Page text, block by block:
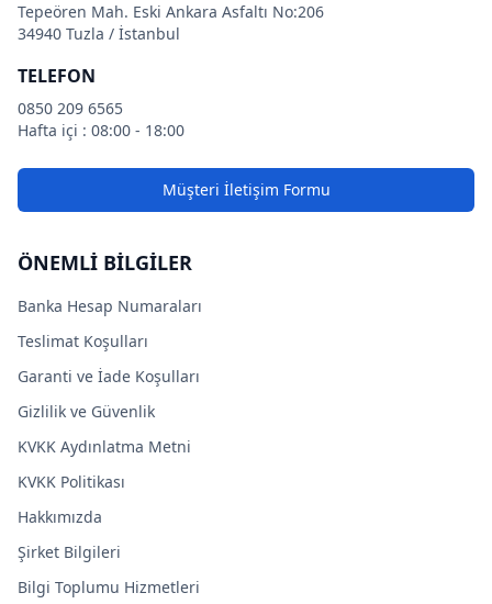
Tepeören Mah. Eski Ankara Asfaltı No:206
34940 Tuzla / İstanbul
TELEFON
0850 209 6565
Hafta içi : 08:00 - 18:00
Müşteri İletişim Formu
ÖNEMLİ BİLGİLER
Banka Hesap Numaraları
Teslimat Koşulları
Garanti ve İade Koşulları
Gizlilik ve Güvenlik
KVKK Aydınlatma Metni
KVKK Politikası
Hakkımızda
Şirket Bilgileri
Bilgi Toplumu Hizmetleri